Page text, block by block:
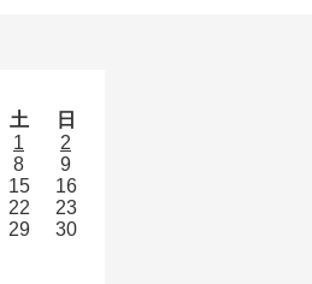
土 日
1
2
8
9
15
16
22
23
29
30